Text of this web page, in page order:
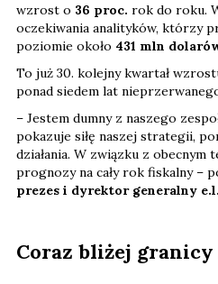
wzrost o 36 proc. rok do roku.
oczekiwania analityków, którzy
poziomie około 431 mln
To już 30. kolejny kwartał
ponad siedem lat
– Jestem dumny z naszego
pokazuje siłę naszej strategii,
działania. W związku z
prognozy na cały rok fiskalny –
prezes i dyrektor generalny
Coraz bliżej